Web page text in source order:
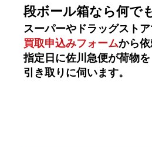
段ボール箱なら何で
スーパーやドラッグスト
買取申込みフォームから依
指定日に佐川急便が荷物を
引き取りに伺います。